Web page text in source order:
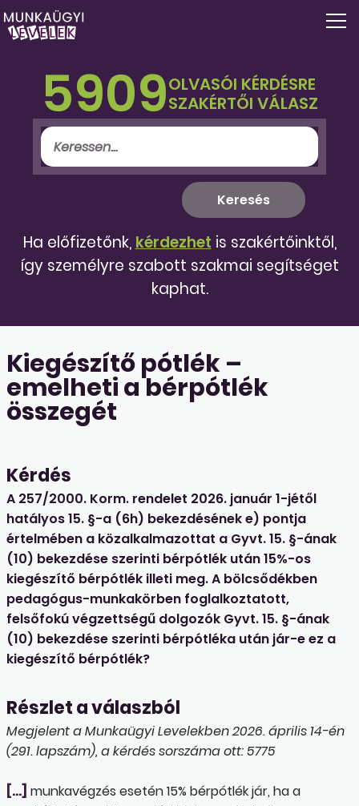
5909OLVASÓI KÉRDÉSRE
SZAKÉRTŐI VÁLASZ
Ha előfizetőnk, kérdezhet is szakértőinktől,
így személyre szabott szakmai segítséget
kaphat.
Kiegészítő pótlék –
emelheti a bérpótlék
összegét
Kérdés
A 257/2000. Korm. rendelet 2026. január 1-jétől
hatályos 15. §-a (6h) bekezdésének e) pontja
értelmében a közalkalmazottat a Gyvt. 15. §-ának
(10) bekezdése szerinti bérpótlék után 15%-os
kiegészítő bérpótlék illeti meg. A bölcsődékben
pedagógus-munkakörben foglalkoztatott,
felsőfokú végzettségű dolgozók Gyvt. 15. §-ának
(10) bekezdése szerinti bérpótléka után jár-e ez a
kiegészítő bérpótlék?
Részlet a válaszból
Megjelent a Munkaügyi Levelekben 2026. április 14-én
(291. lapszám), a kérdés sorszáma ott: 5775
[…] munkavégzés esetén 15% bérpótlék jár, ha a